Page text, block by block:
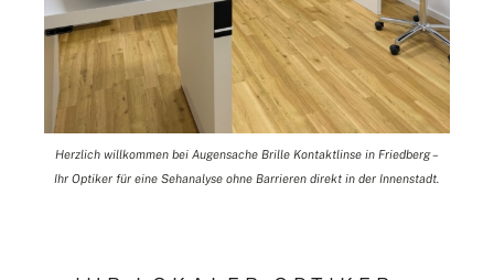
Herzlich willkommen bei Augensache Brille Kontaktlinse in Friedberg –
Ihr Optiker für eine Sehanalyse ohne Barrieren direkt in der Innenstadt.